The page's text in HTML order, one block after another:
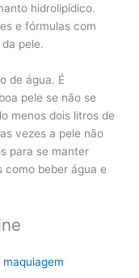
hidrolipídico.
e fórmulas com
pele.
de água. É
pele se não se
menos dois litros de
vezes a pele não
para se manter
como beber água e